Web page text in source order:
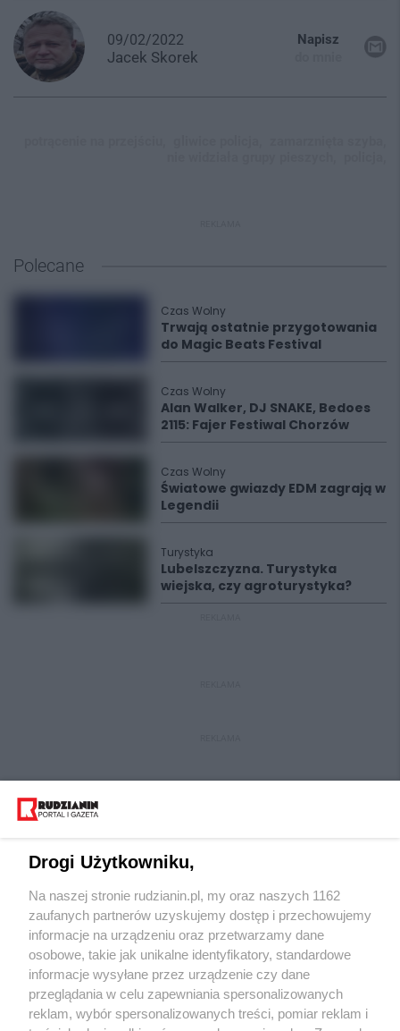
09/02/2022
Jacek Skorek
Napisz
Polecane
Czas Wolny
Trwają ostatnie przygotowania
do Magic Beats Festival
Czas Wolny
Alan Walker, DJ SNAKE, Bedoes
2115: Fajer Festiwal Chorzów
Czas Wolny
Światowe gwiazdy EDM zagrają w
Legendii
Turystyka
Lubelszczyzna. Turystyka
wiejska, czy agroturystyka?
Wydawca mediów lokalnych
Drogi Użytkowniku,
Na naszej stronie rudzianin.pl, my oraz naszych 1162
zaufanych partnerów uzyskujemy dostęp i przechowujemy
informacje na urządzeniu oraz przetwarzamy dane
osobowe, takie jak unikalne identyfikatory, standardowe
informacje wysyłane przez urządzenie czy dane
przeglądania w celu zapewniania spersonalizowanych
reklam, wybór spersonalizowanych treści, pomiar reklam i